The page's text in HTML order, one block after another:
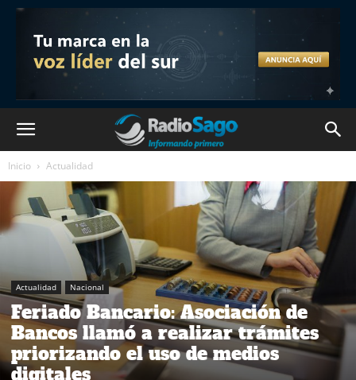
Inicio Actualidad
Actualidad Nacional
Feriado Bancario: Asociación de
Bancos llamó a realizar trámites
priorizando el uso de medios
digitales